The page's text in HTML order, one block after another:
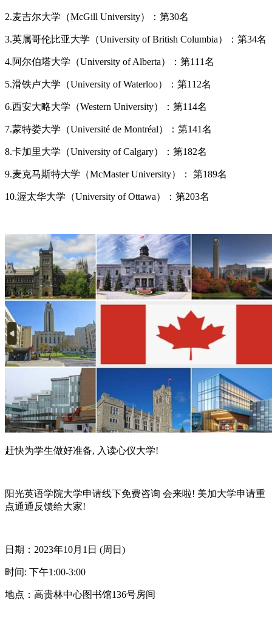
2.麦吉尔大学（McGill University）：第30名
3.英属哥伦比亚大学（University of British Columbia）：第34名
4.阿尔伯塔大学（University of Alberta）：第111名
5.滑铁卢大学（University of Waterloo）：第112名
6.西安大略大学（Western University）：第114名
7.蒙特娄大学（Université de Montréal）：第141名
8.卡加里大学（University of Calgary）：第182名
9.麦克马斯特大学（McMaster University）： 第189名
10.渥太华大学（University of Ottawa）：第203名
赶快为学生做好准备, 入读心仪大学!
阳光英语学院大学申请线下免费咨询 会来啦! 美加大学申请重
点通通反馈给大家!
日期：2023年10月1日 (周日)
时间: 下午1:00-3:00
地点：高贵林中心图书馆136号房间